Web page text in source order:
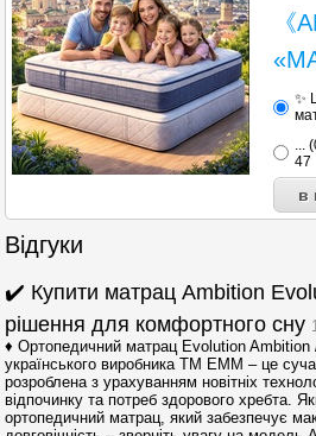
《
✨
...
47
Відгуки
✔️ Купити матрац Ambition
рішення для комфортного сну
♦ Ортопедичний матрац Evolution
українського виробника ТМ ЕММ – це
розроблена з урахуванням новітніх
відпочинку та потреб здорового хребта.
ортопедичний матрац, який забезпечує